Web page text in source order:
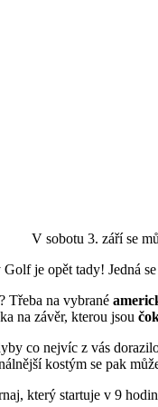
V sobotu 3. září se
Golf je opět tady! Jedná
Třeba na vybrané
na závěr, kterou jsou
co nejvíc z vás
kostým se pak
který startuje v 9